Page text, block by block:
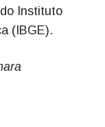
Instituto
(IBGE).